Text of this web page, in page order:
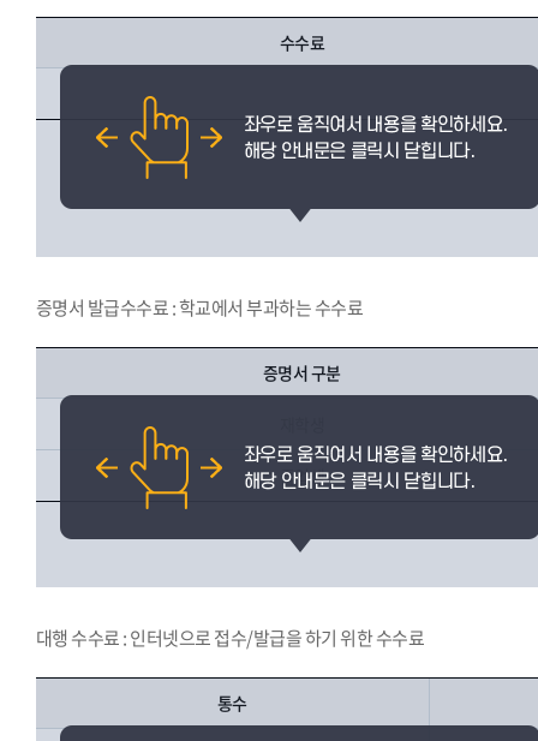
수수료
증명서 발급수수료 : 학교에서 부과하는 수수료
증명서 구분
졸업생
대행 수수료 : 인터넷으로 접수/발급을 하기 위한 수수료
통수